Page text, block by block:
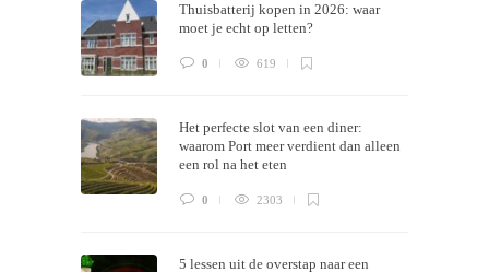
now!
Thuisbatterij kopen in 2026: waar
moet je echt op letten?
0 619
Het perfecte slot van een diner:
waarom Port meer verdient dan alleen
een rol na het eten
0 2303
5 lessen uit de overstap naar een